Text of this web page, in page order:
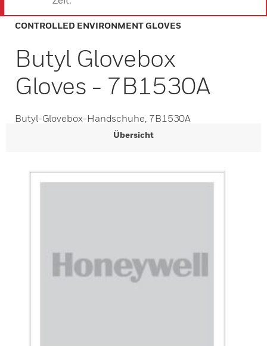
CONTROLLED ENVIRONMENT GLOVES
Butyl Glovebox
Gloves - 7B1530A
Butyl-Glovebox-Handschuhe, 7B1530A
Übersicht